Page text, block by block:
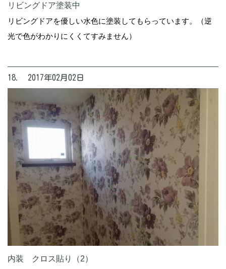
リビングドア塗装中
リビングドアを優しい水色に塗装してもらっています。（逆
光で色がわかりにくくてすみません）
18. 2017年02月02日
内装 クロス貼り（2）